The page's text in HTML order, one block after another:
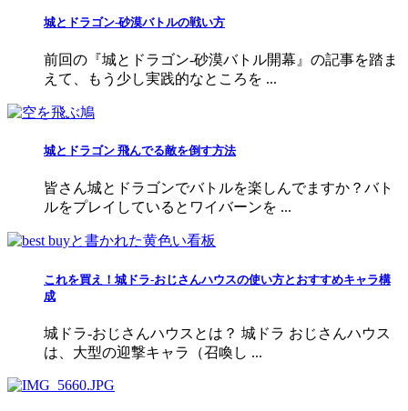
城とドラゴン-砂漠バトルの戦い方
前回の『城とドラゴン-砂漠バトル開幕』の記事を踏ま
えて、もう少し実践的なところを ...
城とドラゴン 飛んでる敵を倒す方法
皆さん城とドラゴンでバトルを楽しんでますか？バト
ルをプレイしているとワイバーンを ...
これを買え！城ドラ-おじさんハウスの使い方とおすすめキャラ構
成
城ドラ-おじさんハウスとは？ 城ドラ おじさんハウス
は、大型の迎撃キャラ（召喚し ...